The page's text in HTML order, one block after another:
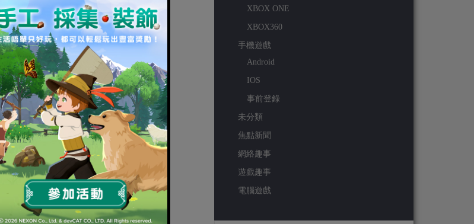
XBOX ONE
XBOX360
手機遊戲
Android
IOS
事前登錄
未分類
焦點新聞
網絡趣事
遊戲趣事
電腦遊戲